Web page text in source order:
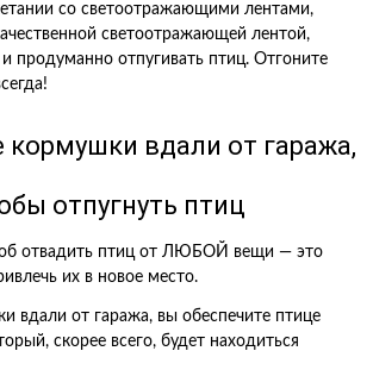
со светоотражающими лентами,
светоотражающей лентой,
продуманно отпугивать птиц. Отгоните
кормушки вдали от гаража,
отпугнуть птиц
отвадить птиц от ЛЮБОЙ вещи — это
их в новое место.
вдали от гаража, вы обеспечите птице
скорее всего, будет находиться